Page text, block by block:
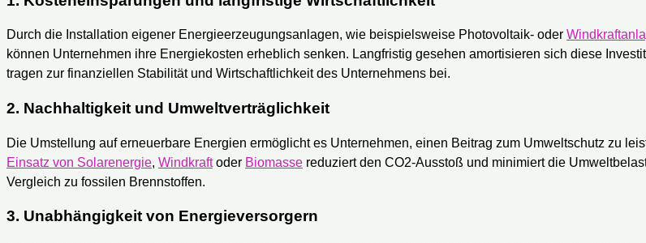
Durch die Installation eigener Energieerzeugungsanlagen, wie beispielsweise Photovoltaik- oder
können Unternehmen ihre Energiekosten erheblich senken. Langfristig gesehen amortisieren sich diese
tragen zur finanziellen Stabilität und Wirtschaftlichkeit des Unternehmens bei.
2. Nachhaltigkeit und Umweltverträglichkeit
Die Umstellung auf erneuerbare Energien ermöglicht es Unternehmen, einen Beitrag zum Umweltschutz zu
Einsatz von Solarenergie, Windkraftoder Biomasse reduziert den CO2-Ausstoß und minimiert die
Vergleich zu fossilen Brennstoffen.
3. Unabhängigkeit von Energieversorgern